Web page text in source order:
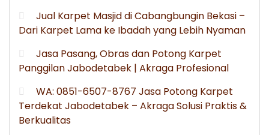
Jual Karpet Masjid di Cabangbungin Bekasi –
Dari Karpet Lama ke Ibadah yang Lebih Nyaman
Jasa Pasang, Obras dan Potong Karpet
Panggilan Jabodetabek | Akraga Profesional
WA: 0851-6507-8767 Jasa Potong Karpet
Terdekat Jabodetabek – Akraga Solusi Praktis &
Berkualitas